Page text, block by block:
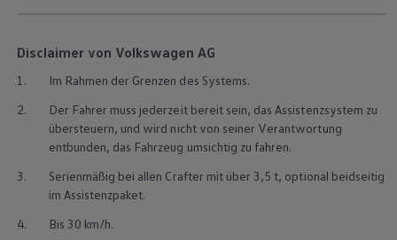
Disclaimer von Volkswagen AG
1.
Im Rahmen der Grenzen des Systems.
2.
Der Fahrer muss jederzeit bereit sein, das Assistenzsystem zu
übersteuern, und wird nicht von seiner Verantwortung
entbunden, das Fahrzeug umsichtig zu fahren.
3.
Serienmäßig bei allen Crafter mit über 3,5 t, optional beidseitig
im Assistenzpaket.
4.
Bis 30 km/h.